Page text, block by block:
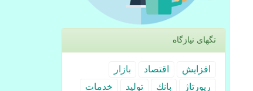
تگهای نیازگاه
افزایش اقتصاد
بازار
رپورتاژ
بانك تولید
خدمات